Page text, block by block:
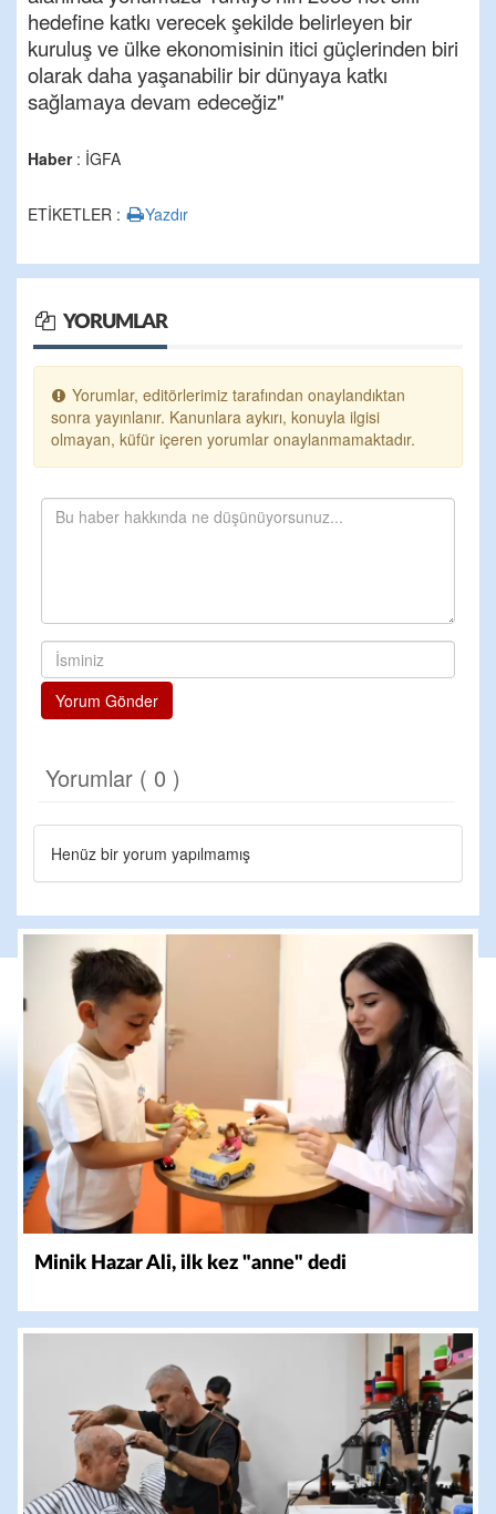
hedefine katkı verecek şekilde belirleyen bir
kuruluş ve ülke ekonomisinin itici güçlerinden biri
olarak daha yaşanabilir bir dünyaya katkı
sağlamaya devam edeceğiz"
Haber: İGFA
ETİKETLER : Yazdır
YORUMLAR
Yorumlar, editörlerimiz tarafından onaylandıktan
sonra yayınlanır. Kanunlara aykırı, konuyla ilgisi
olmayan, küfür içeren yorumlar onaylanmamaktadır.
Yorum Gönder
Yorumlar ( 0 )
Henüz bir yorum yapılmamış
Minik Hazar Ali, ilk kez "anne" dedi